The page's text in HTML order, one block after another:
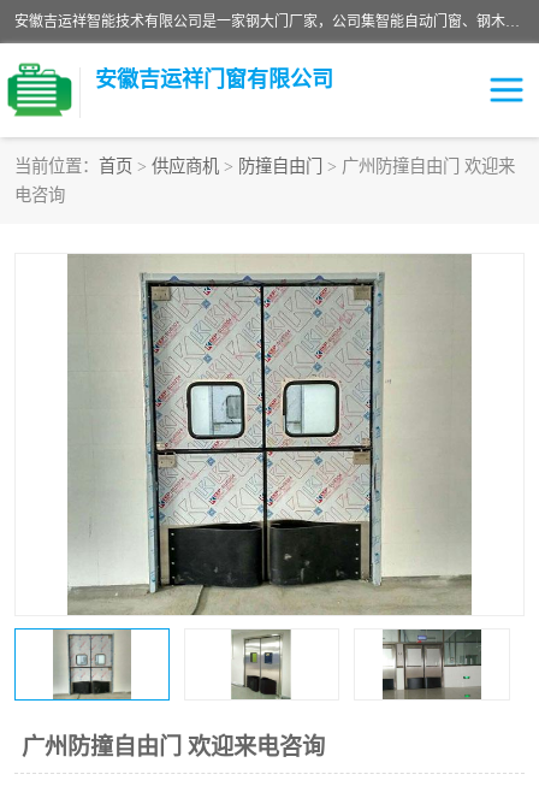
安徽吉运祥智能技术有限公司是一家钢大门厂家，公司集智能自动门窗、钢木门、特种门窗、工业门窗、图集门窗、定制门窗、非标门窗等通道产品的研发设计、制作、安装于一体的综合性、性高新技术企业。
安徽吉运祥门窗有限公司
当前位置： 首页 > 供应商机 > 防撞自由门
> 广州防撞自由门 欢迎来
电咨询
广州防撞自由门 欢迎来电咨询